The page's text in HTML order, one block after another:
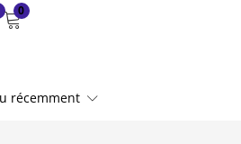
0
récemment